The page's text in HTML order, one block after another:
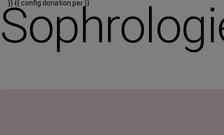
}}{{ config.donation.per }}